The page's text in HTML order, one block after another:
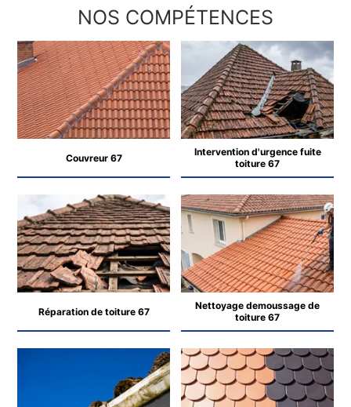
NOS COMPÉTENCES
Couvreur 67
Intervention d'urgence fuite
toiture 67
Réparation de toiture 67
Nettoyage demoussage de
toiture 67